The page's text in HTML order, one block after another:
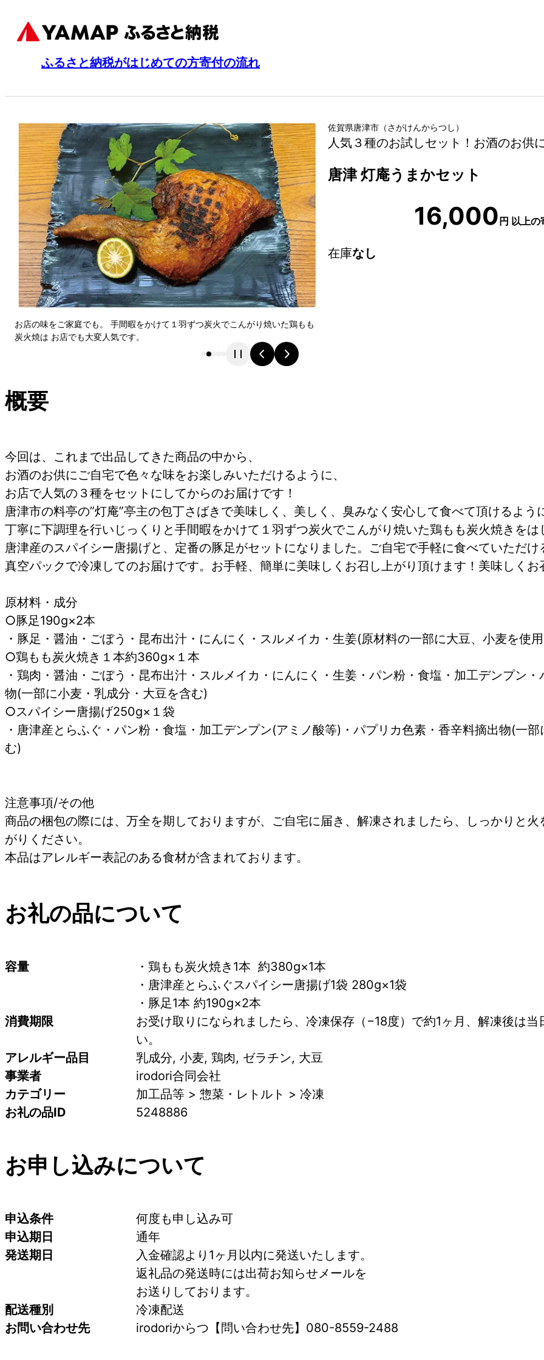
ふるさと納税がはじめての方寄付の流れ
お店の味をご家庭でも。 手間暇をかけて１羽ずつ炭火でこんがり焼いた鶏もも
炭火焼は お店でも大変人気です。
佐賀県唐津市 （さがけんからつし ）
人気３種のお試しセット！お酒のお供
唐津 灯庵うまかセット
16,000円 以上の
在庫なし
概要
今回は、これまで出品してきた商品の中から、
お酒のお供にご自宅で色々な味をお楽しみいただけるように、
お店で人気の３種をセットにしてからのお届けです！
唐津市の料亭の”灯庵”亭主の包丁さばきで美味しく、美しく、臭みなく安心して食べて頂けるよう
丁寧に下調理を行いじっくりと手間暇をかけて１羽ずつ炭火でこんがり焼いた鶏もも炭火焼きをは
唐津産のスパイシー唐揚げと、定番の豚足がセットになりました。ご自宅で手軽に食べていただけ
真空パックで冷凍してのお届けです。お手軽、簡単に美味しくお召し上がり頂けます！美味しくお
原材料・成分
○豚足190g×2本
・豚足・醤油・ごぼう・昆布出汁・にんにく・スルメイカ・生姜(原材料の一部に大豆、小麦を使
○鶏もも炭火焼き１本約360g×１本
・鶏肉・醤油・ごぼう・昆布出汁・スルメイカ・にんにく・生姜・パン粉・食塩・加工デンプン
物(一部に小麦・乳成分・大豆を含む)
○スパイシー唐揚げ250g×１袋
・唐津産とらふぐ・パン粉・食塩・加工デンプン(アミノ酸等)・パプリカ色素・香辛料摘出物(一
む)
注意事項/その他
商品の梱包の際には、万全を期しておりますが、ご自宅に届き、解凍されましたら、しっかりと
がりください。
本品はアレルギー表記のある食材が含まれております。
お礼の品について
容量
・鶏もも炭火焼き1本  約380g×1本
・唐津産とらふぐスパイシー唐揚げ1袋 280g×1袋
・豚足1本 約190g×2本
消費期限
お受け取りになられましたら、冷凍保存（−18度）で約1ヶ月、解凍後は当
い。
アレルギー品目
乳成分, 小麦, 鶏肉, ゼラチン, 大豆
事業者
irodori合同会社
カテゴリー
加工品等 > 惣菜・レトルト > 冷凍
お礼の品ID
5248886
お申し込みについて
申込条件
何度も申し込み可
申込期日
通年
発送期日
入金確認より1ヶ月以内に発送いたします。
返礼品の発送時には出荷お知らせメールを
お送りしております。
配送種別
冷凍配送
お問い合わせ先
irodoriからつ【問い合わせ先】080-8559-2488